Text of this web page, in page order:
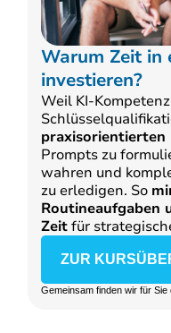
Warum Zeit in
investieren?
Weil KI-
praxisorientierten
Prompts zu
wahren und
zu erledigen. So
Routineaufgaben
Zeitfür
ZUR
Gemeinsam finden wir für